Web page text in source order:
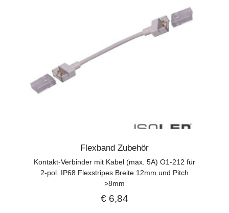
Flexband Zubehör
Kontakt-Verbinder mit Kabel (max. 5A) O1-212 für
2-pol. IP68 Flexstripes Breite 12mm und Pitch
>8mm
€6,84